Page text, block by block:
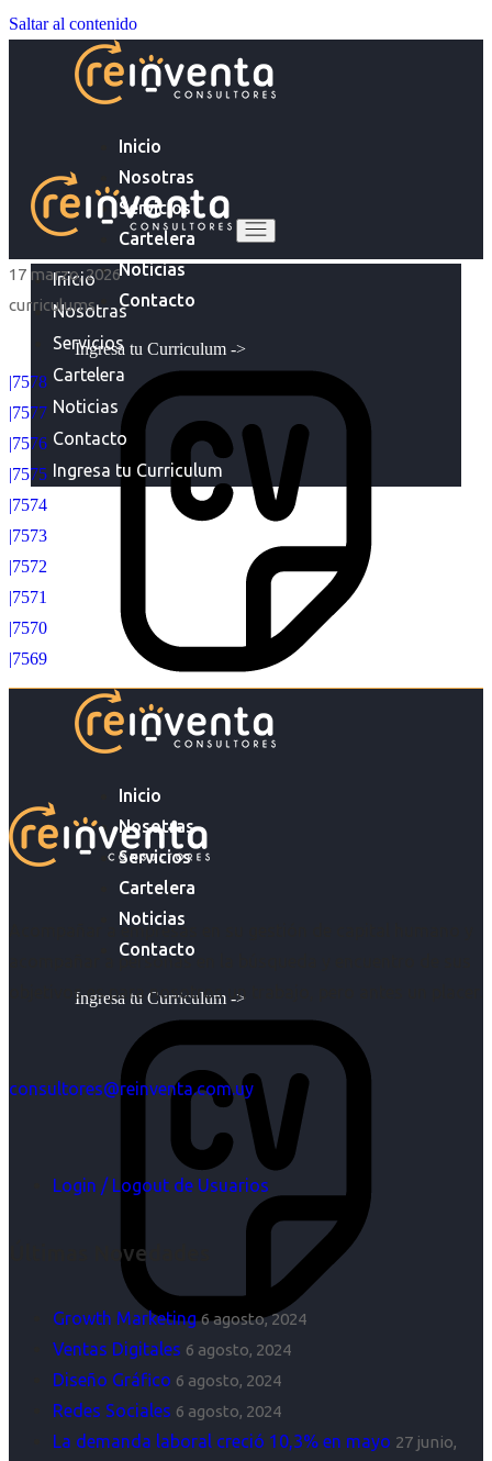
Saltar al contenido
Inicio
Nosotras
Servicios
Cartelera
Noticias
Contacto
Ingresa tu Curriculum ->
Inicio
Nosotras
Servicios
Cartelera
Noticias
Contacto
Ingresa tu Curriculum ->
Inicio
Nosotras
Servicios
Cartelera
Noticias
Contacto
Ingresa tu Curriculum
17 marzo, 2026
curriculums
|7578
|7577
|7576
|7575
|7574
|7573
|7572
|7571
|7570
|7569
Acompañar a empresas en su gestión de capital humano y
acompañar a personas en la búsqueda y encuentro de sus
objetivos es para nosotros un trabajo, pero antes un placer.
consultores@reinventa.com.uy
Login / Logout de Usuarios
Últimas Novedades
Growth Marketing 6 agosto, 2024
Ventas Digitales 6 agosto, 2024
Diseño Gráfico 6 agosto, 2024
Redes Sociales 6 agosto, 2024
La demanda laboral creció 10,3% en mayo 27 junio,